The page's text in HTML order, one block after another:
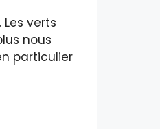
Les verts
nous
particulier